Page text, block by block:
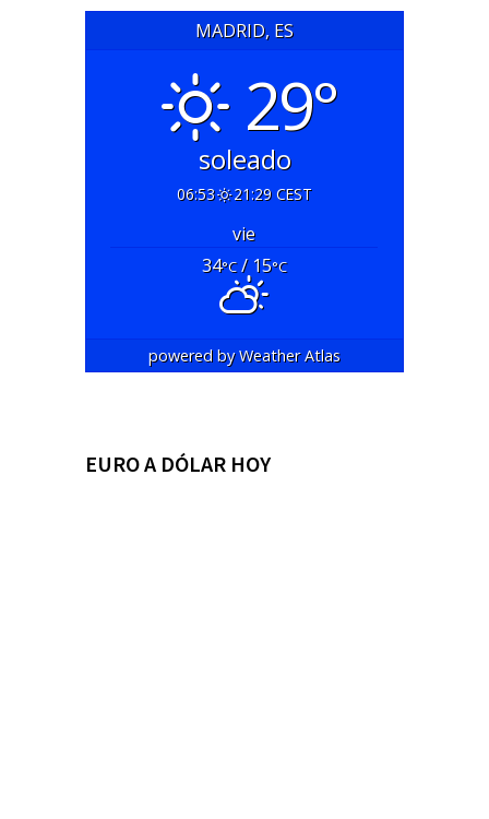
MADRID, ES
29°
soleado
06:53 21:29 CEST
vie
34°C/ 15°C
powered byWeather Atlas
EURO A DÓLAR HOY